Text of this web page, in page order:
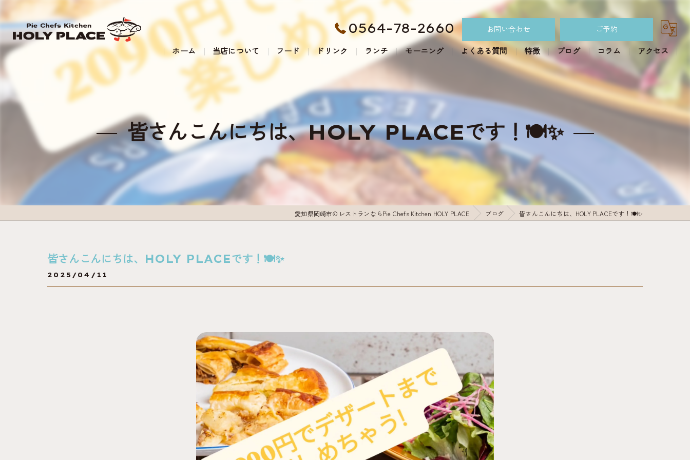
0564-78-2660 お問い合わせ ご予約
ホーム 当店について フード ドリンク ランチ モーニング よくある質問 特徴
カフェ
スイーツパイ
食べ放題ランチ
ブログ コラム アクセス
皆さんこんにちは、HOLY PLACEです！🍽✨
愛知県岡崎市のレストランならPie Chefs Kitchen HOLY PLACE ブログ 皆さんこんにちは、HOLY PLACEです！🍽✨
皆さんこんにちは、HOLY PLACEです！🍽✨
2025/04/11